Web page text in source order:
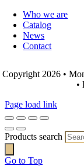
Who we are
Catalog
News
Contact
Copyright 2026 •
•
Page load link
Products search
Go to Top